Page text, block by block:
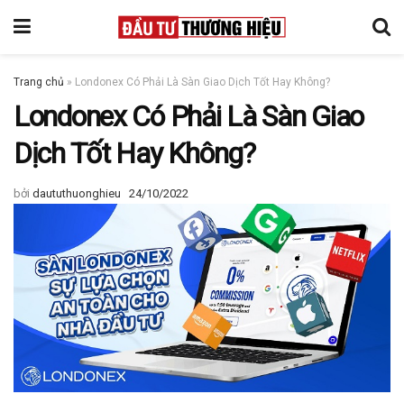
Trang chủ » Londonex Có Phải Là Sàn Giao Dịch Tốt Hay Không?
Londonex Có Phải Là Sàn Giao
Dịch Tốt Hay Không?
bởi daututhuonghieu 24/10/2022